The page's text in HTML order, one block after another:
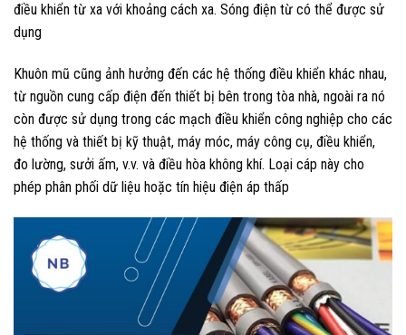
điều khiển từ xa với khoảng cách xa. Sóng điện từ có thể được sử
dụng
Khuôn mũ cũng ảnh hưởng đến các hệ thống điều khiển khác nhau,
từ nguồn cung cấp điện đến thiết bị bên trong tòa nhà, ngoài ra nó
còn được sử dụng trong các mạch điều khiển công nghiệp cho các
hệ thống và thiết bị kỹ thuật, máy móc, máy công cụ, điều khiển,
đo lường, sưởi ấm, v.v. và điều hòa không khí. Loại cáp này cho
phép phân phối dữ liệu hoặc tín hiệu điện áp thấp